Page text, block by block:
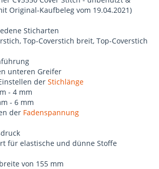
Original-Kaufbeleg vom 19.04.2021)
Sticharten
Top-Coverstich breit, Top-Coverstich
unteren Greifer
der Stichlänge
- 4 mm
- 6 mm
der Fadenspannung
für elastische und dünne Stoffe
von 155 mm